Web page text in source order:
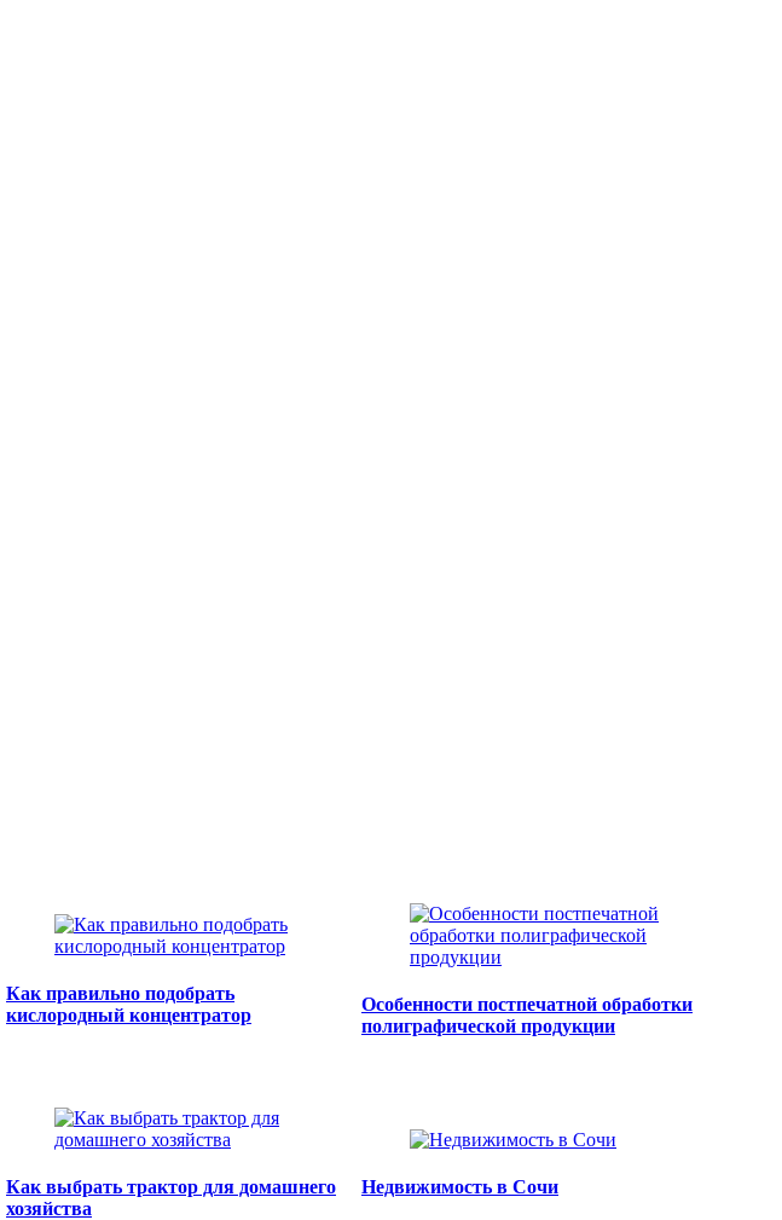
Как правильно подобрать
кислородный концентратор
Особенности постпечатной обработки
полиграфической продукции
Как выбрать трактор для домашнего
хозяйства
Недвижимость в Сочи